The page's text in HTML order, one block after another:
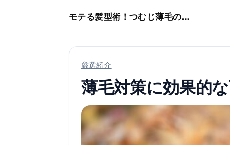
モテる髪型術！つむじ薄毛の隠し方
厳選紹介
薄毛対策に効果的